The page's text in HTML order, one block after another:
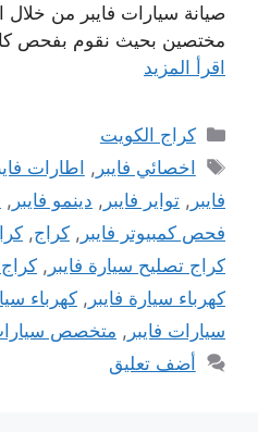
صيانة سيارات فايبر من
مختصين بحيث نقوم بفحص
اقرأ المزيد
التصنيفات
كراج الكويت
الوسوم
اخصائي فايبر , اطارات
فايبر , تواير فايبر , دينمو فايبر ,
فحص كمبيوتر فايبر , كراج,
كراج تصليح سيارة فايبر ,
كهرباء سيارة فايبر , كهرباء
سيارات فايبر , متخصص سيارات
أضف تعليق